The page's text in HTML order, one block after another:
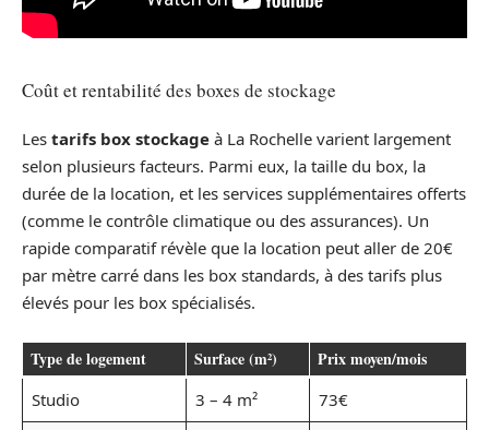
Coût et rentabilité des boxes de stockage
Les tarifs box stockage à La Rochelle varient largement
selon plusieurs facteurs. Parmi eux, la taille du box, la
durée de la location, et les services supplémentaires offerts
(comme le contrôle climatique ou des assurances). Un
rapide comparatif révèle que la location peut aller de 20€
par mètre carré dans les box standards, à des tarifs plus
élevés pour les box spécialisés.
Type de logement Surface (m²) Prix moyen/mois
Studio 3 – 4 m²
73€